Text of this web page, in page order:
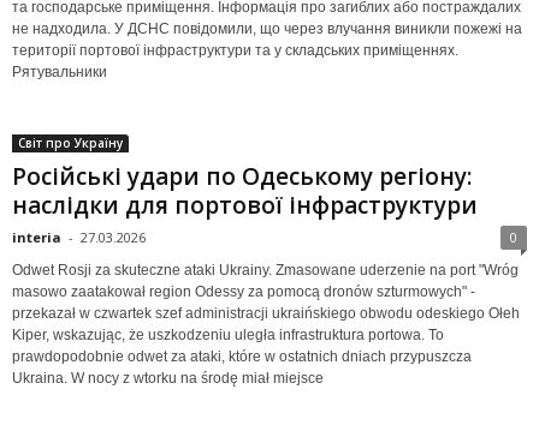
та господарське приміщення. Інформація про загиблих або постраждалих
не надходила. У ДСНС повідомили, що через влучання виникли пожежі на
території портової інфраструктури та у складських приміщеннях.
Рятувальники
Світ про Україну
Російські удари по Одеському регіону:
наслідки для портової інфраструктури
interia - 27.03.2026 0
Odwet Rosji za skuteczne ataki Ukrainy. Zmasowane uderzenie na port "Wróg
masowo zaatakował region Odessy za pomocą dronów szturmowych" -
przekazał w czwartek szef administracji ukraińskiego obwodu odeskiego Ołeh
Kiper, wskazując, że uszkodzeniu uległa infrastruktura portowa. To
prawdopodobnie odwet za ataki, które w ostatnich dniach przypuszcza
Ukraina. W nocy z wtorku na środę miał miejsce